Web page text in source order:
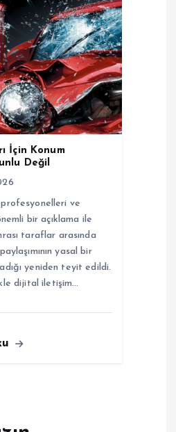
İçin Konum
Değil
ve
bir açıklama ile
taraflar arasında
yasal bir
yeniden teyit edildi.
dijital iletişim…